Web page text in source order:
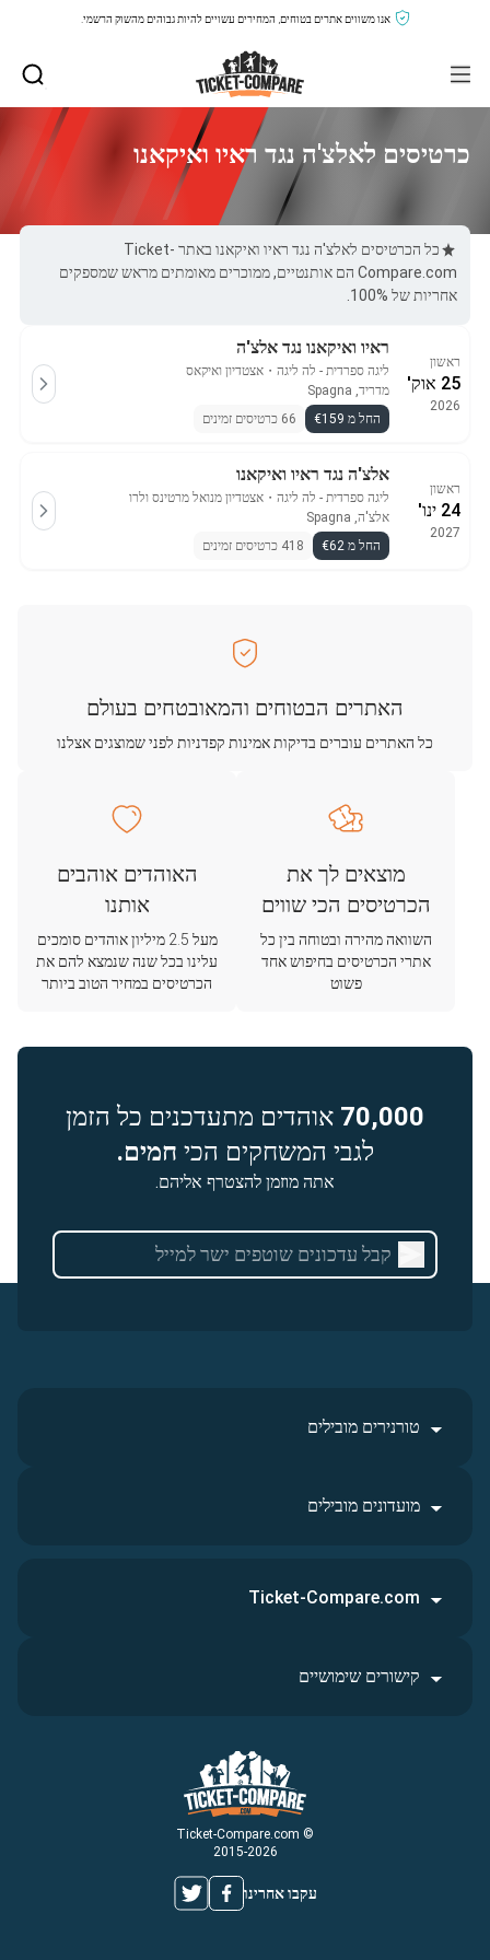
אנו משווים אתרים בטוחים, המחירים עשויים להיות גבוהים מהשוק הרשמי.
כרטיסים לאלצ'ה נגד ראיו ואיקאנו
כל הכרטיסים לאלצ'ה נגד ראיו ואיקאנו באתר Ticket-
Compare.com הם אותנטיים, ממוכרים מאומתים מראש שמספקים
אחריות של 100%.
ראשון
25 אוק'
2026
ראיו ואיקאנו נגד אלצ'ה
ליגה ספרדית - לה ליגה ・ אצטדיון ואיקאס
מדריד, Spagna
החל מ €159
66 כרטיסים זמינים
ראשון
24 ינו'
2027
אלצ'ה נגד ראיו ואיקאנו
ליגה ספרדית - לה ליגה ・ אצטדיון מנואל מרטינס ולרו
אלצ'ה, Spagna
החל מ €62
418 כרטיסים זמינים
האתרים הבטוחים והמאובטחים בעולם
כל האתרים עוברים בדיקות אמינות קפדניות לפני שמוצגים אצלנו
מוצאים לך את
הכרטיסים הכי שווים
השוואה מהירה ובטוחה בין כל
אתרי הכרטיסים בחיפוש אחד
פשוט
האוהדים אוהבים
אותנו
מעל 2.5 מיליון אוהדים סומכים
עלינו בכל שנה שנמצא להם את
הכרטיסים במחיר הטוב ביותר
70,000 אוהדים מתעדכנים כל הזמן
לגבי המשחקים הכי חמים.
אתה מוזמן להצטרף אליהם.
טורנירים מובילים
מועדונים מובילים
© Ticket-Compare.com
2015-2026
עקבו אחרינו
Ticket-Compare.com
קישורים שימושיים